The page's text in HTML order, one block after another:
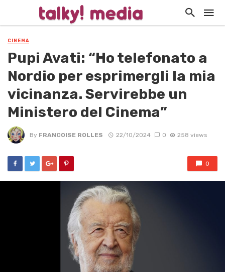
CINEMA
Pupi Avati: “Ho telefonato a
Nordio per esprimergli la mia
vicinanza. Servirebbe un
Ministero del Cinema”
By FRANCOISE ROLLES 22/10/2024 0 258 views
0